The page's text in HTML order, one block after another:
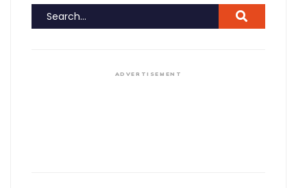
ADVERTISEMENT